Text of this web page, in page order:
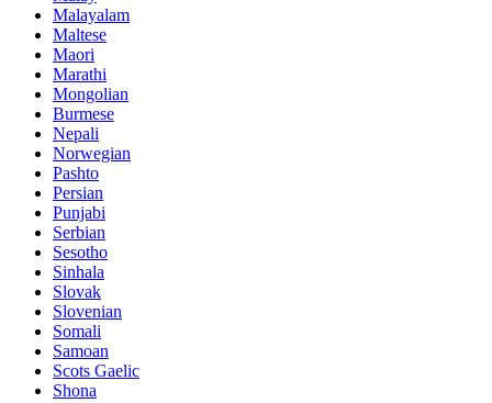
Malayalam
Maltese
Maori
Marathi
Mongolian
Burmese
Nepali
Norwegian
Pashto
Persian
Punjabi
Serbian
Sesotho
Sinhala
Slovak
Slovenian
Somali
Samoan
Scots Gaelic
Shona